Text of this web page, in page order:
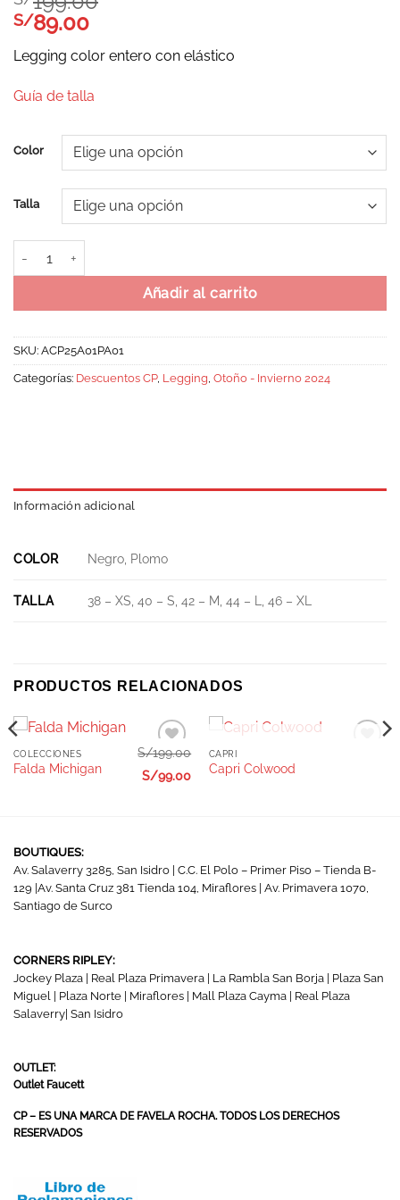
S/89.00
Legging color entero con elástico
Guía de talla
Color
Talla
Añadir al carrito
Alternative:
SKU: ACP25A01PA01
Categorías: Descuentos CP, Legging, Otoño - Invierno 2024
Información adicional
COLOR Negro, Plomo
TALLA 38 – XS, 40 – S, 42 – M, 44 – L, 46 – XL
PRODUCTOS RELACIONADOS
Añadir
a la
lista de
COLECCIONES
Falda Michigan
S/199.00
S/99.00
CAPRI
Capri Colwood
BOUTIQUES:
Av. Salaverry 3285, San Isidro | C.C. El Polo – Primer Piso – Tienda B-
129 |Av. Santa Cruz 381 Tienda 104, Miraflores | Av. Primavera 1070,
Santiago de Surco
CORNERS RIPLEY:
Jockey Plaza | Real Plaza Primavera | La Rambla San Borja | Plaza San
Miguel | Plaza Norte | Miraflores | Mall Plaza Cayma | Real Plaza
Salaverry| San Isidro
OUTLET:
Outlet Faucett
CP – ES UNA MARCA DE FAVELA ROCHA. TODOS LOS DERECHOS
RESERVADOS